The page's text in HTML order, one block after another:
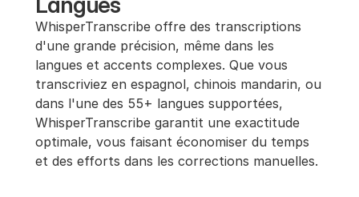
WhisperTranscribe offre des transcriptions
d'une grande précision, même dans les
langues et accents complexes. Que vous
transcriviez en espagnol, chinois mandarin, ou
dans l'une des 55+ langues supportées,
WhisperTranscribe garantit une exactitude
optimale, vous faisant économiser du temps
et des efforts dans les corrections manuelles.